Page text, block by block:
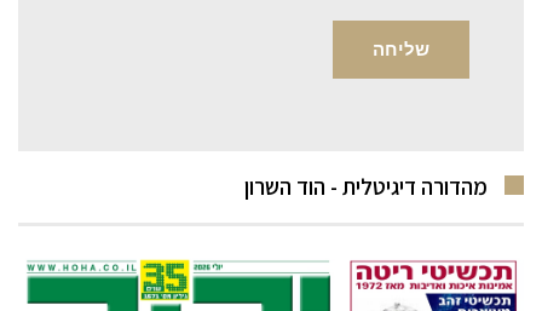
מהדורה דיגיטלית - הוד השרון